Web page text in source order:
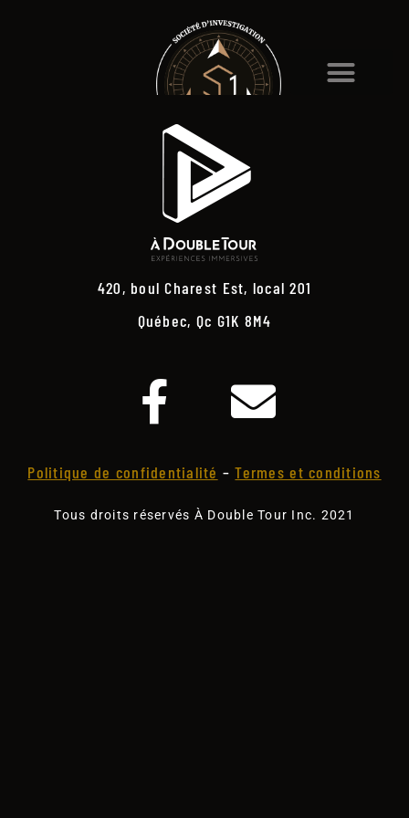
420, boul Charest Est, local 201
Québec, Qc G1K 8M4
Politique de confidentialité –Termes et conditions
Tous droits réservés À Double Tour Inc. 2021